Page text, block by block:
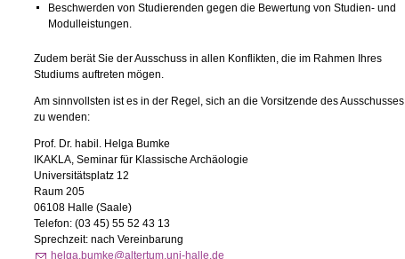
Beschwerden von Studierenden gegen die Bewertung von Studien- und
Modulleistungen.
Zudem berät Sie der Ausschuss in allen Konflikten, die im Rahmen Ihres
Studiums auftreten mögen.
Am sinnvollsten ist es in der Regel, sich an die Vorsitzende des Ausschusses
zu wenden:
Prof. Dr. habil. Helga Bumke
IKAKLA, Seminar für Klassische Archäologie
Universitätsplatz 12
Raum 205
06108 Halle (Saale)
Telefon: (03 45) 55 52 43 13
Sprechzeit: nach Vereinbarung
helga.bumke@altertum.uni-halle.de